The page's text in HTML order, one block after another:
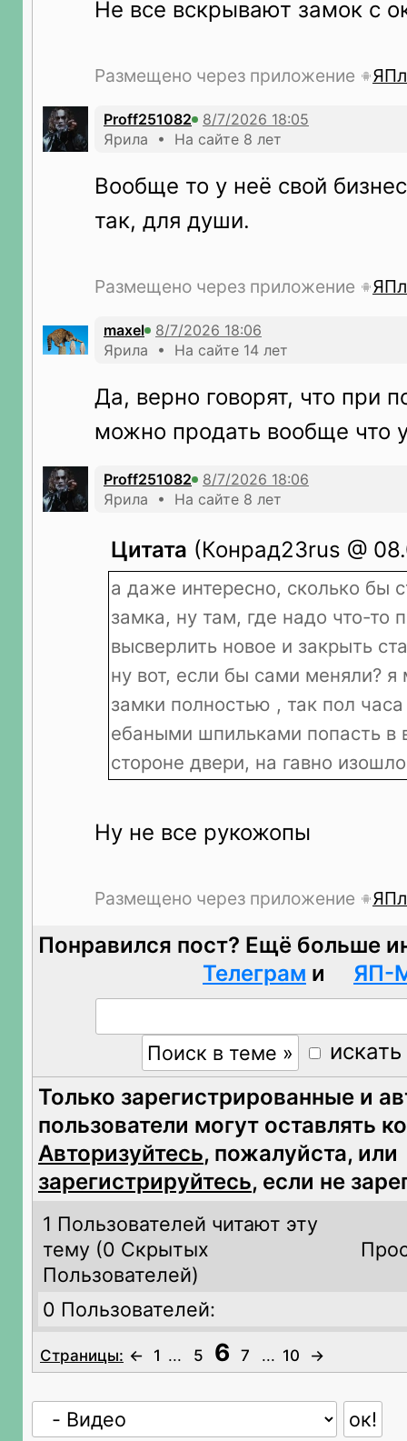
Не все вскрывают замок с
Размещено через приложение
Proff251082
Ярила • На сайте 8 лет
Вообще то у неё свой
так, для души.
Размещено через приложение
maxel
Ярила • На сайте 14 лет
Да, верно говорят, что при
можно продать вообще что
Proff251082
Ярила • На сайте 8 лет
Цитата (Конрад23rus @
а даже интересно, сколько бы
замка, ну там, где надо что-то
высверлить новое и закрыть
ну вот, если бы сами меняли? я
замки полностью , так пол
ебаными шпильками попасть в
стороне двери, на гавно
Ну не все рукожопы
Размещено через приложение
Понравился пост? Ещё больше
Телеграм и ЯП-
Только зарегистрированные и
пользователи могут оставлять
Авторизуйтесь, пожалуйста, или
зарегистрируйтесь, если не
1 Пользователей читают эту
тему (0 Скрытых
Пользователей)
0 Пользователей:
Страницы: ← 1 ... 5 6 7 ... 10 →